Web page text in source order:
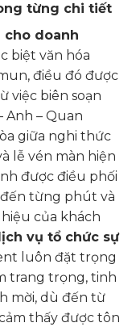
từng chi tiết
cho doanh
biệt văn hóa
điều đó được
việc biên soạn
Anh – Quan
giữa nghi thức
lễ vén màn hiện
được điều phối
đến từng phút và
của khách
vụ tổ chức sự
luôn đặt trọng
trang trọng, tinh
mời, dù đến từ
thấy được tôn